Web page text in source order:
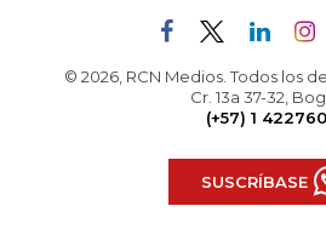
© 2026, RCN Medios. Todos los
Cr. 13a 37-32,
(+57) 1
SUSCRÍBASE